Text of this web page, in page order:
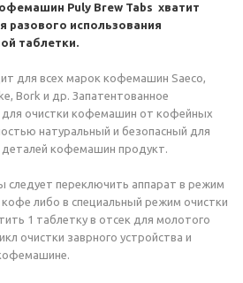
Puly Brew Tabs хватит
разового использования
таблетки.
для всех марок кофемашин Saeco,
Bork и др. Запатентованное
для очистки кофемашин от кофейных
натуральный и безопасный для
деталей кофемашин продукт.
переключить аппарат в режим
либо в специальный режим очистки
1 таблетку в отсек для молотого
очистки заврного устройства и